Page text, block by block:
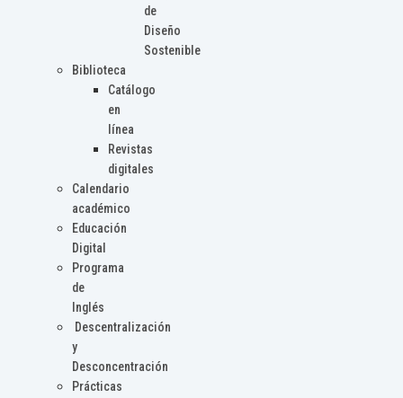
de
Diseño
Sostenible
Biblioteca
Catálogo
en
línea
Revistas
digitales
Calendario
académico
Educación
Digital
Programa
de
Inglés
Descentralización
y
Desconcentración
Prácticas